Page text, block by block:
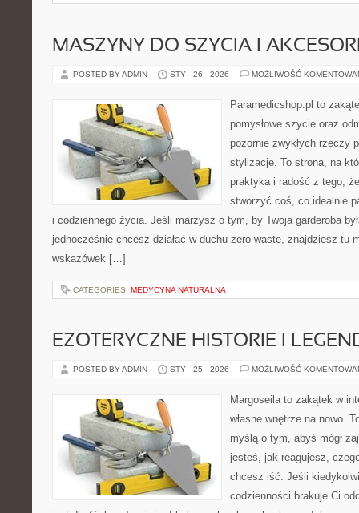
MASZYNY DO SZYCIA I
POSTED BY ADMIN STY - 26 - 2026 MOŻLIWOŚĆ
Paramedicshop.pl to
pomysłowe szycie oraz
pozornie zwykłych rzeczy
stylizacje. To strona, na
praktyka i radość z tego,
stworzyć coś, co idealnie
i codziennego życia. Jeśli marzysz o tym, by Twoja garderoba
jednocześnie chcesz działać w duchu zero waste, znajdziesz tu
wskazówek […]
CATEGORIES: MEDYCYNA NATURALNA
EZOTERYCZNE HISTORIE I
POSTED BY ADMIN STY - 25 - 2026 MOŻLIWOŚĆ
Margoseila to zakątek w
własne wnętrze na nowo.
myślą o tym, abyś mógł
jesteś, jak reagujesz,
chcesz iść. Jeśli
codzienności brakuje Ci